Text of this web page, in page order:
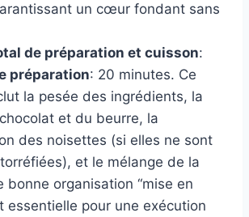
un cœur fondant sans
de préparation et cuisson:
préparation: 20 minutes. Ce
la pesée des ingrédients, la
et du beurre, la
des noisettes (si elles ne sont
et le mélange de la
bonne organisation “mise en
essentielle pour une exécution